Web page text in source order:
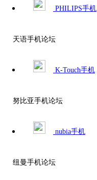
PHILIPS手机
天语手机论坛
K-Touch手机
努比亚手机论坛
nubia手机
纽曼手机论坛